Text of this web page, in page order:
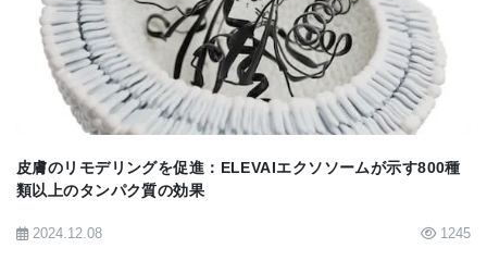
損傷を修復できる可能性があると述べている。
「脊髄損傷の分野では、新しいニューロンを生成す
る幹細胞で損傷を治癒しようと広範囲に研究されて
きたが、ここで提案しているのは、外部から細胞を
BIOMARKET JP
皮膚のリモデリングを促進：ELEVAIエクソソームが示す800種
類以上のタンパク質の効果
2024.12.08 1245